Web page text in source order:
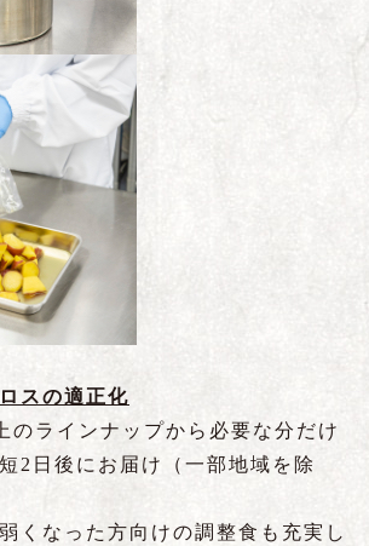
スの適正化
のラインナップから必要な分だけ
2日後にお届け（一部地域を除
くなった方向けの調整食も充実し